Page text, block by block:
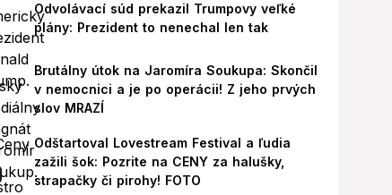
Odvolávací súd prekazil Trumpovy veľké
plány: Prezident to nenechal len tak
Brutálny útok na Jaromíra Soukupa: Skončil
v nemocnici a je po operácii! Z jeho prvých
slov MRAZÍ
Odštartoval Lovestream Festival a ľudia
zažili šok: Pozrite na CENY za halušky,
strapačky či pirohy! FOTO